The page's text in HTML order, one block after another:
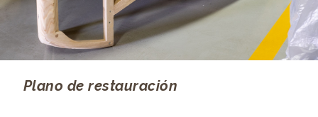
Plano de restauración